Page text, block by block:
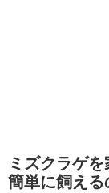
ミズクラゲ
簡単に飼える